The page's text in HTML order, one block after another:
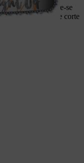
assegure-se
e não os dentes de corte